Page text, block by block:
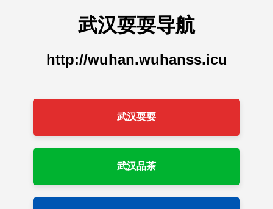
武汉耍耍导航
http://wuhan.wuhanss.icu
武汉耍耍
武汉品茶